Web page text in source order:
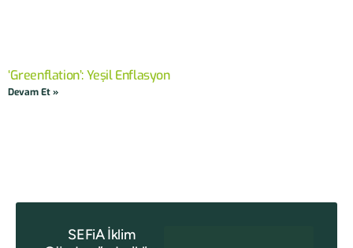
‘Greenflation’: Yeşil Enflasyon
Devam Et »
SEFiA İklim